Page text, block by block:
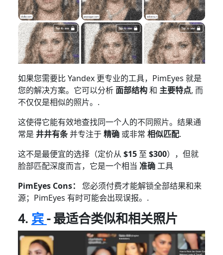
如果您需要比 Yandex 更专业的工具，PimEyes 就是
您的解决方案。它可以分析 面部结构和 主要特点, 而
不仅仅是相似的照片。.
这使得它能有效地查找同一个人的不同照片。结果通
常是 井井有条并专注于精确 或非常 相似匹配.
这不是最便宜的选择（定价从 $15至 $300），但就
脸部匹配深度而言，它是一个相当 准确工具
PimEyes Cons：
您必须付费才能解锁全部结果和来
源；PimEyes 有时可能会出现误报。.
4. 宾 - 最适合类似和相关照片